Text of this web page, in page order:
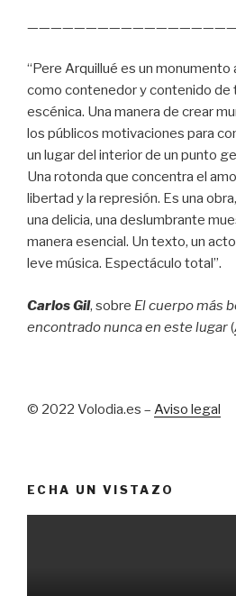
“Pere Arquillué es un
como contenedor y contenido de
escénica. Una manera de crear
los públicos motivaciones para
un lugar del interior de un punto
Una rotonda que concentra el
libertad y la represión. Es una
una delicia, una deslumbrante
manera esencial. Un texto, un
leve música. Espectáculo total”.
Carlos Gil, sobre El cuerpo más
encontrado nunca en este lugar(
© 2022 Volodia.es – Aviso legal
ECHA UN VISTAZO